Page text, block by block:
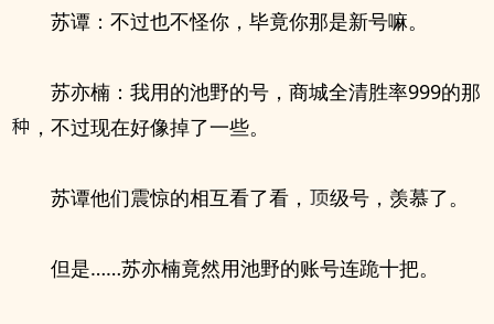
苏谭：不过也不怪你，毕竟你那是新号嘛。
苏亦楠：我用的池野的号，商城全清胜率999的那
，不过现在好像掉了一些。
苏谭他们震惊的相互看了看， 级号，羡慕了。
但是……苏亦楠竟然用池野的账号连跪十把。